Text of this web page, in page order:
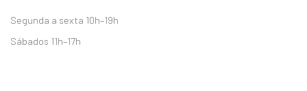
Segunda a sexta 10h–19h
Sábados 11h–17h